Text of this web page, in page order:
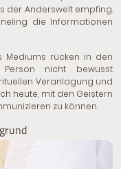
der Anderswelt empfing.
die Informationen
Mediums rücken in den
nicht bewusst
Veranlagung und
heute, mit den Geistern
zu können.